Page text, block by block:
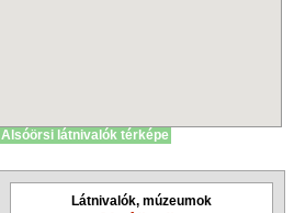
Alsóörsi látnivalók térképe
Látnivalók, múzeumok